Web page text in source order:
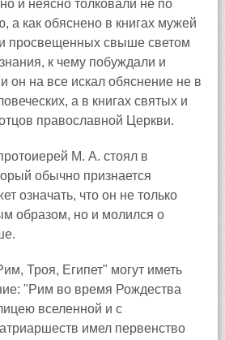
и неясно толковали не по
а как обяснено в книгах мужей
просвещенных свыше светом
к чему побуждали и
он на все искал обяснение не в
а в книгах святых и
православной Церкви.
М. А. стоял в
обычно признается
означать, что он не только
образом, но и молился о
Троя, Египет" могут иметь
"Рим во время Рождества
вселенной и с
имел первенство